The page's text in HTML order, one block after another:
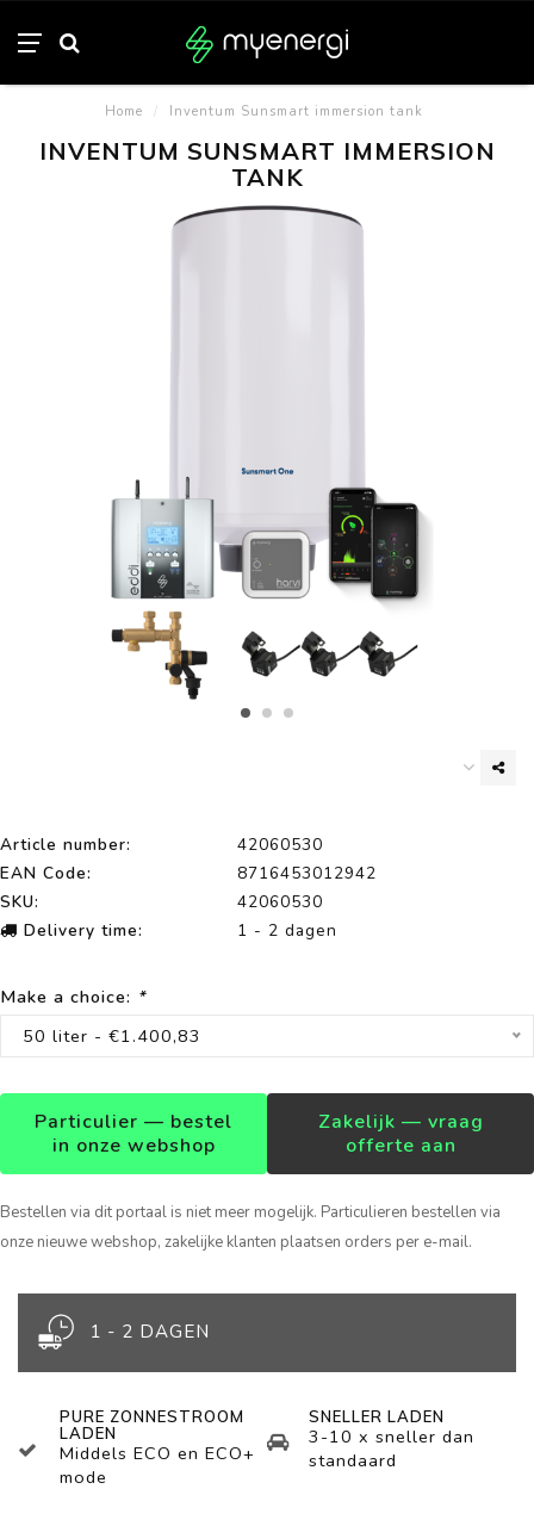
Home / Inventum Sunsmart immersion tank
INVENTUM SUNSMART IMMERSION
TANK
Article number:
42060530
EAN Code:
8716453012942
SKU:
42060530
Delivery time:
1 - 2 dagen
Make a choice: *
50 liter - €1.400,83
Particulier — bestel
in onze webshop
Zakelijk — vraag
offerte aan
Bestellen via dit portaal is niet meer mogelijk. Particulieren bestellen via
onze nieuwe webshop, zakelijke klanten plaatsen orders per e-mail.
1 - 2 DAGEN
PURE ZONNESTROOM
LADEN
Middels ECO en ECO+
mode
SNELLER LADEN
3-10 x sneller dan
standaard